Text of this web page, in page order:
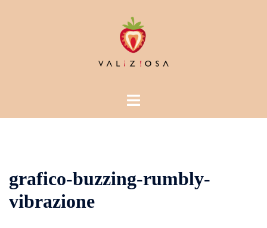
Mostra/Nascondi
grafico-buzzing-rumbly-
vibrazione